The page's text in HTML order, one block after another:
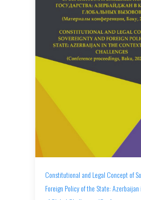
Constitutional and Legal Concept of
Foreign Policy of the State: